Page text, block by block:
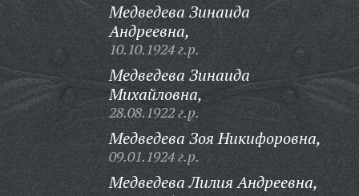
Медведева Зинаида
Андреевна,
10.10.1924 г.р.
Медведева Зинаида
Михайловна,
28.08.1922 г.р.
Медведева Зоя Никифоровна,
09.01.1924 г.р.
Медведева Лилия Андреевна,